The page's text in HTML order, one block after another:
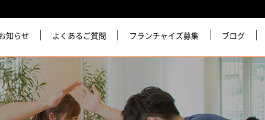
知らせ よくあるご質問 フランチャイズ募集 ブログ